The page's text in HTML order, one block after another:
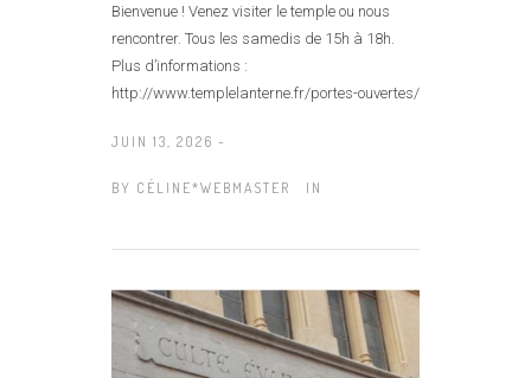
Bienvenue ! Venez visiter le temple ou nous
rencontrer. Tous les samedis de 15h à 18h.
Plus d’informations :
http://www.templelanterne.fr/portes-ouvertes/
JUIN 13, 2026 -
BY CÉLINE*WEBMASTER IN